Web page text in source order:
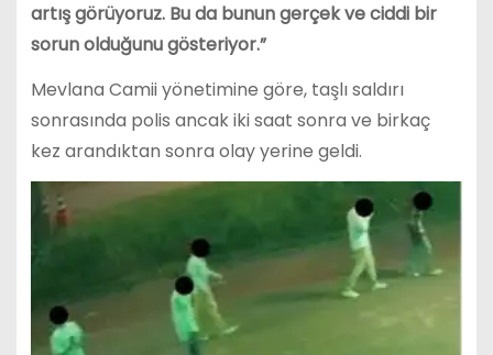
artış görüyoruz. Bu da bunun gerçek ve ciddi bir
sorun olduğunu gösteriyor.”
Mevlana Camii yönetimine göre, taşlı saldırı
sonrasında polis ancak iki saat sonra ve birkaç
kez arandıktan sonra olay yerine geldi.